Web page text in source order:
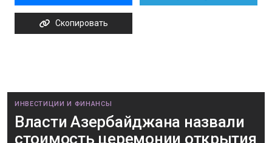
Скопировать
ИНВЕСТИЦИИ И ФИНАНСЫ
Власти Азербайджана назвали
стоимость церемонии открытия